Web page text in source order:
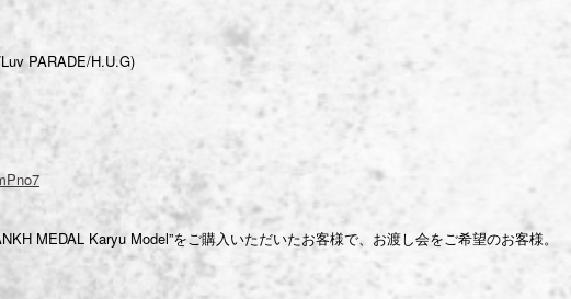
PARADE/H.U.G)
MEDAL Karyu Model”をご購入いただいたお客様で、お渡し会をご希望のお客様。